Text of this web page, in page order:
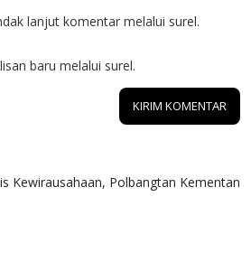
lanjut komentar melalui surel.
baru melalui surel.
Kewirausahaan, Polbangtan Kementan